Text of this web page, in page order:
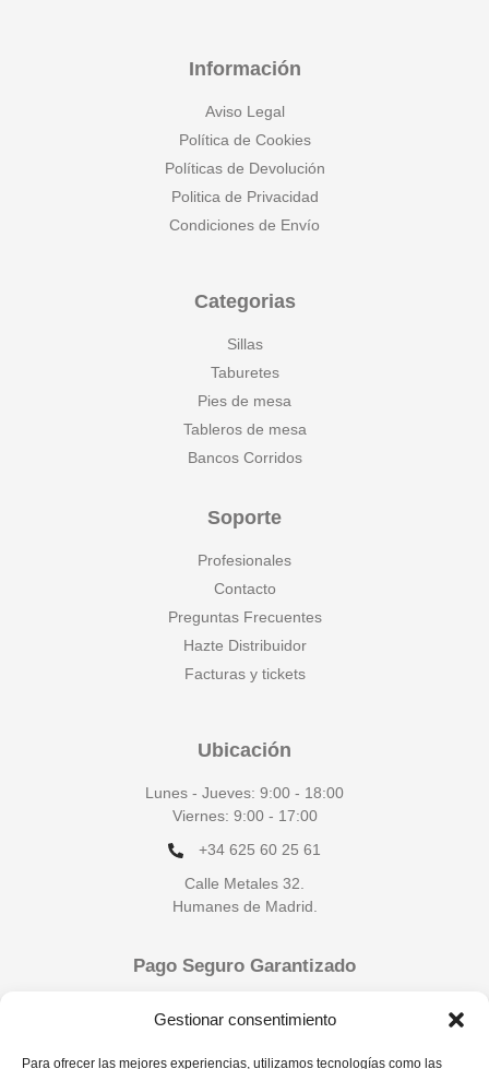
Gestionar consentimiento
Para ofrecer las mejores experiencias, utilizamos tecnologías como las
Información
Aviso Legal
Política de Cookies
Políticas de Devolución
Politica de Privacidad
Condiciones de Envío
Categorias
Sillas
Taburetes
Pies de mesa
Tableros de mesa
Bancos Corridos
Soporte
Profesionales
Contacto
Preguntas Frecuentes
Hazte Distribuidor
Facturas y tickets
Ubicación
Lunes - Jueves: 9:00 - 18:00
Viernes: 9:00 - 17:00
+34 625 60 25 61
Calle Metales 32.
Humanes de Madrid.
Pago Seguro Garantizado